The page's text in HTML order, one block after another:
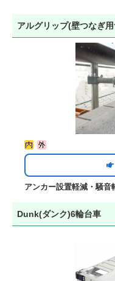
アルグリップ(壁つなぎ
アンカー設置軽減・騒音
Dunk(ダンク)6輪台車